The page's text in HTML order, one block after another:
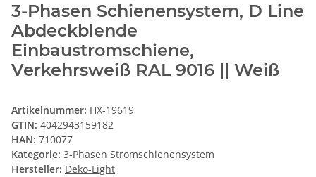
3-Phasen Schienensystem, D Line
Abdeckblende
Einbaustromschiene,
Verkehrsweiß RAL 9016 || Weiß
Artikelnummer: HX-19619
GTIN: 4042943159182
HAN: 710077
Kategorie: 3-Phasen Stromschienensystem
Hersteller: Deko-Light